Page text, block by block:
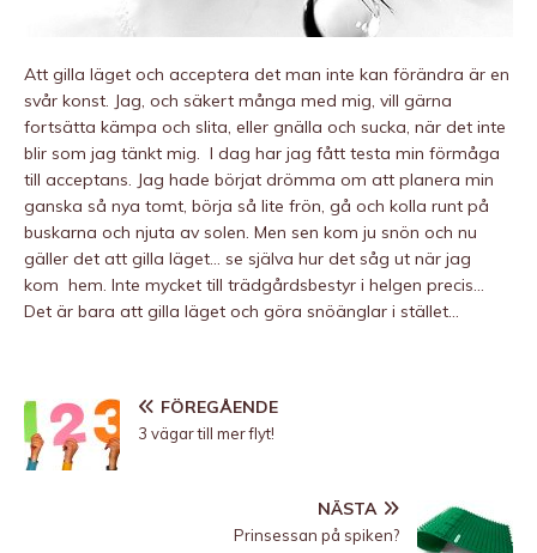
Att gilla läget och acceptera det man inte kan förändra är en
svår konst. Jag, och säkert många med mig, vill gärna
fortsätta kämpa och slita, eller gnälla och sucka, när det inte
blir som jag tänkt mig. I dag har jag fått testa min förmåga
till acceptans. Jag hade börjat drömma om att planera min
ganska så nya tomt, börja så lite frön, gå och kolla runt på
buskarna och njuta av solen. Men sen kom ju snön och nu
gäller det att gilla läget… se själva hur det såg ut när jag
kom hem. Inte mycket till trädgårdsbestyr i helgen precis…
Det är bara att gilla läget och göra snöänglar i stället…
FÖREGÅENDE
3 vägar till mer flyt!
NÄSTA
Prinsessan på spiken?